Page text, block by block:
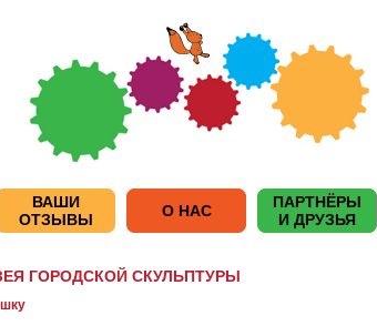
ВАШИ
ОТЗЫВЫ
О НАС
ПАРТНЁРЫ
И ДРУЗЬЯ
ГОРОДСКОЙ СКУЛЬПТУРЫ